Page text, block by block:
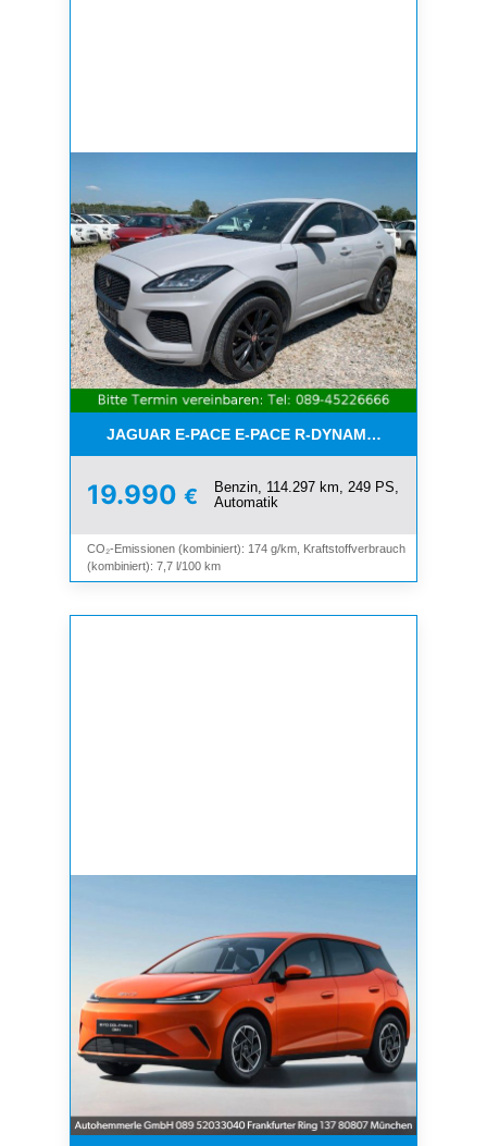
JAGUAR E-PACE E-PACE R-DYNAMIC S
19.990 €
Benzin, 114.297 km, 249 PS,
Automatik
CO₂-Emissionen (kombiniert): 174 g/km, Kraftstoffverbrauch
(kombiniert): 7,7 l/100 km